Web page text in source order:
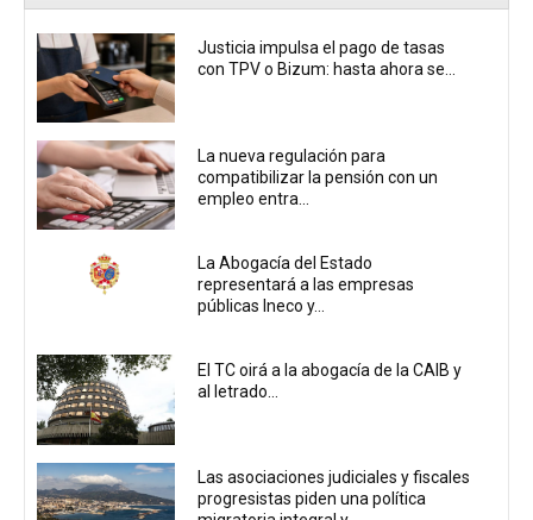
Justicia impulsa el pago de tasas
con TPV o Bizum: hasta ahora se...
La nueva regulación para
compatibilizar la pensión con un
empleo entra...
La Abogacía del Estado
representará a las empresas
públicas Ineco y...
El TC oirá a la abogacía de la CAIB y
al letrado...
Las asociaciones judiciales y fiscales
progresistas piden una política